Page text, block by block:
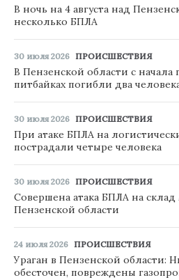
В ночь на 4 августа над
несколько БПЛА
30 июля 2026 ПРОИСШЕСТВИЯ
В Пензенской области с
питбайках погибли два
30 июля 2026 ПРОИСШЕСТВИЯ
При атаке БПЛА на
пострадали четыре человека
30 июля 2026 ПРОИСШЕСТВИЯ
Совершена атака БПЛА на склад
Пензенской области
24 июля 2026 ПРОИСШЕСТВИЯ
Ураган в Пензенской области:
обесточен, повреждены